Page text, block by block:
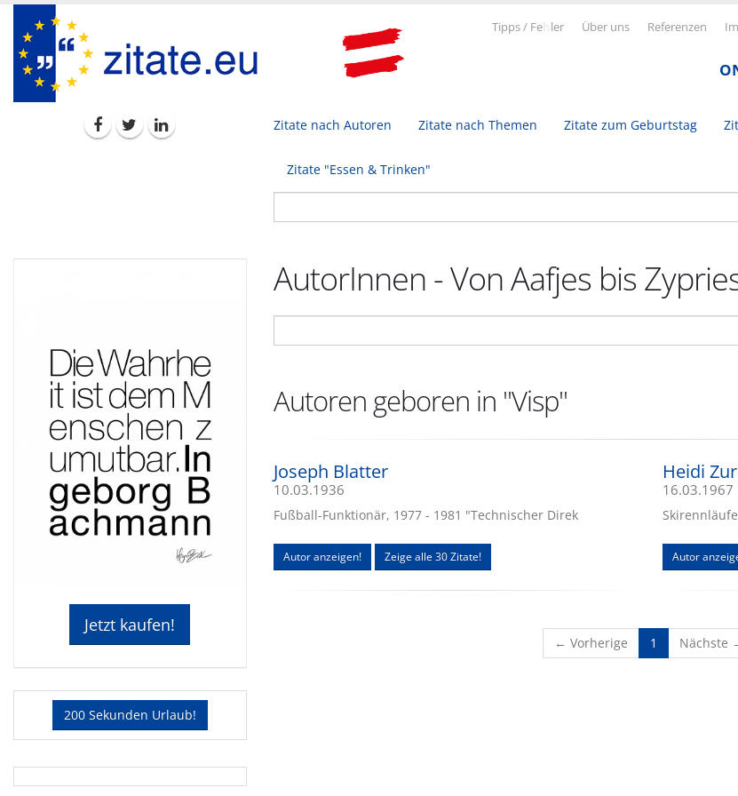
Tipps / Fe ler Über uns Referenzen
Zitate nach Autoren Zitate nach Themen Zitate zum Geburtstag
Zitate "Essen & Trinken"
Jetzt kaufen!
200 Sekunden Urlaub!
AutorInnen - Von Aafjes bis
Autoren geboren in "Visp"
Joseph Blatter
10.03.1936
Fußball-Funktionär, 1977 - 1981 "Technischer Direk
Autor anzeigen! Zeige alle 30 Zitate!
Heidi
16.03.1967
Autor
← Vorherige 1 (current)
Nächste